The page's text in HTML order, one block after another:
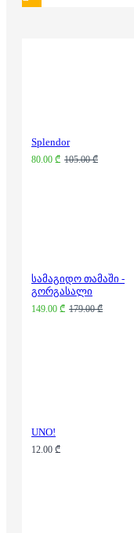
Splendor
80.00 ₾ 105.00 ₾
სამაგიდო თამაში -
გორგასალი
149.00 ₾ 179.00 ₾
UNO!
12.00 ₾